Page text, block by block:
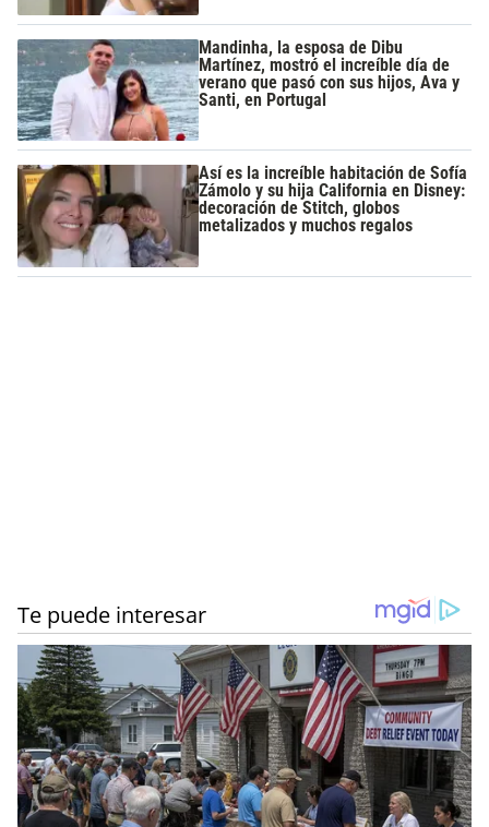
Mandinha, la esposa de Dibu
Martínez, mostró el increíble día de
verano que pasó con sus hijos, Ava y
Santi, en Portugal
Así es la increíble habitación de Sofía
Zámolo y su hija California en Disney:
decoración de Stitch, globos
metalizados y muchos regalos